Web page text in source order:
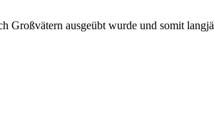
Großvätern ausgeübt wurde und somit